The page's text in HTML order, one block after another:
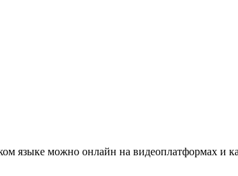
языке можно онлайн на видеоплатформах и